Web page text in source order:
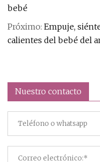
bebé
Próximo: Empuje,
calientes del bebé del
Nuestro contacto